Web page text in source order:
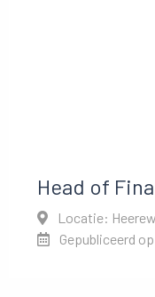
Head of
Locatie:
Gepubliceerd